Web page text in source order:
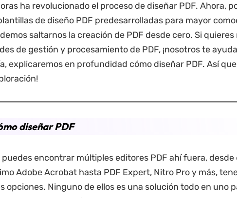
ha revolucionado el proceso de diseñar PDF. Ahora,
de diseño PDF predesarrolladas para mayor
saltarnos la creación de PDF desde cero. Si
de gestión y procesamiento de PDF, ¡nosotros te
explicaremos en profundidad cómo diseñar PDF. Así
diseñar PDF
encontrar múltiples editores PDF ahí fuera, desde
Adobe Acrobat hasta PDF Expert, Nitro Pro y más,
opciones. Ninguno de ellos es una solución todo en uno